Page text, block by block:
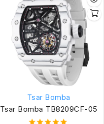
Tsar Bomba
Tsar Bomba TB8209CF-05